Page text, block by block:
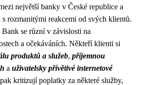
největší banky v České republice a
s rozmanitými reakcemi od svých klientů.
se různí v závislosti na
a očekáváních. Někteří klienti si
produktů a služeb, příjemnou
a uživatelsky přívětivé internetové
kritizují poplatky za některé služby,